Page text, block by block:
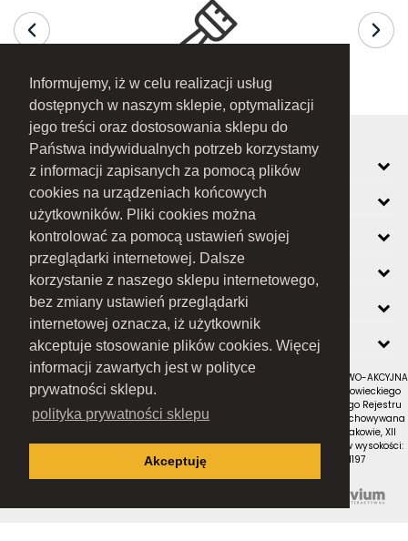
Informujemy, iż w celu realizacji usług
dostępnych w naszym sklepie, optymalizacji
jego treści oraz dostosowania sklepu do
Państwa indywidualnych potrzeb korzystamy
z informacji zapisanych za pomocą plików
cookies na urządzeniach końcowych
użytkowników. Pliki cookies można
kontrolować za pomocą ustawień swojej
przeglądarki internetowej. Dalsze
korzystanie z naszego sklepu internetowego,
bez zmiany ustawień przeglądarki
internetowej oznacza, iż użytkownik
akceptuje stosowanie plików cookies. Więcej
informacji zawartych jest w polityce
prywatności sklepu.
polityka prywatności sklepu
Akceptuję
MOJE KONTO
INFORMACJE
O FIRMIE
ZOBACZ RÓWNIEŻ
KONTAKT
NEWSLETTER
RAMEX SPÓŁKA Z OGRANICZONĄ ODPOWIEDZIALNOŚCIĄ SPÓŁKA KOMANDYTOWO-AKCYJNA
z siedzibą w Nowym Sączu (adres siedziby i adres do doręczeń: ul. Wiśniowieckiego
123 C, 33-300 Nowy Sącz); wpisana do Rejestru Przedsiębiorców Krajowego Rejestru
Sądowego pod numerem KRS 0000434051; sąd rejestrowy, w którym przechowywana
jest dokumentacja spółki: Sąd Rejonowy dla Krakowa-Śródmieścia w Krakowie, XII
Wydział Gospodarczy Krajowego Rejestru Sądowego; kapitał zakładowy w wysokości:
10 050 000 zł, w całości opłacony; NIP: 7343516936; REGON: 122671197